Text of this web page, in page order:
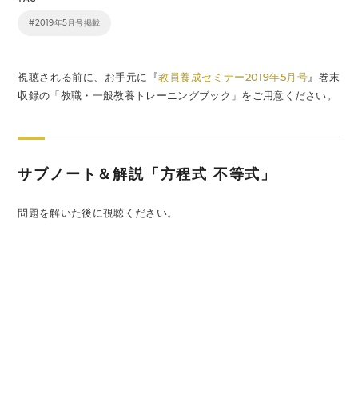
#2019年5月号掲載
視聴される前に、お手元に『教員養成セミナー2019年5月号』巻末
収録の「教職・一般教養トレーニングブック」をご用意ください。
サブノート＆解説「方程式 不等式」
問題を解いた後に視聴ください。